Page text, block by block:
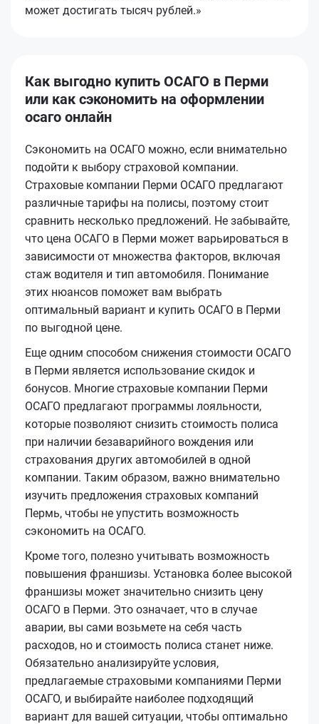
может достигать тысяч рублей.»
Как выгодно купить ОСАГО в Перми
или как сэкономить на оформлении
осаго онлайн
Сэкономить на ОСАГО можно, если внимательно
подойти к выбору страховой компании.
Страховые компании Перми ОСАГО предлагают
различные тарифы на полисы, поэтому стоит
сравнить несколько предложений. Не забывайте,
что цена ОСАГО в Перми может варьироваться в
зависимости от множества факторов, включая
стаж водителя и тип автомобиля. Понимание
этих нюансов поможет вам выбрать
оптимальный вариант и купить ОСАГО в Перми
по выгодной цене.
Еще одним способом снижения стоимости ОСАГО
в Перми является использование скидок и
бонусов. Многие страховые компании Перми
ОСАГО предлагают программы лояльности,
которые позволяют снизить стоимость полиса
при наличии безаварийного вождения или
страхования других автомобилей в одной
компании. Таким образом, важно внимательно
изучить предложения страховых компаний
Пермь, чтобы не упустить возможность
сэкономить на ОСАГО.
Кроме того, полезно учитывать возможность
повышения франшизы. Установка более высокой
франшизы может значительно снизить цену
ОСАГО в Перми. Это означает, что в случае
аварии, вы сами возьмете на себя часть
расходов, но и стоимость полиса станет ниже.
Обязательно анализируйте условия,
предлагаемые страховыми компаниями Перми
ОСАГО, и выбирайте наиболее подходящий
вариант для вашей ситуации, чтобы оптимально